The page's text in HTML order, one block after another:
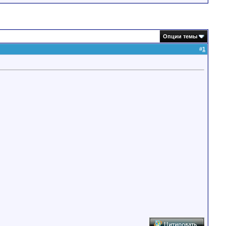
Опции темы
#1